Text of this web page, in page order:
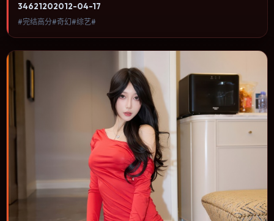
听语言统一，可作为休闲观影或类型片补片的选择。
34621202012-04-17
#完结高分#奇幻#综艺#